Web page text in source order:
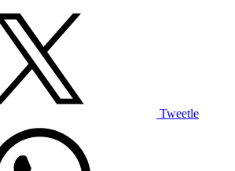
Tweetle